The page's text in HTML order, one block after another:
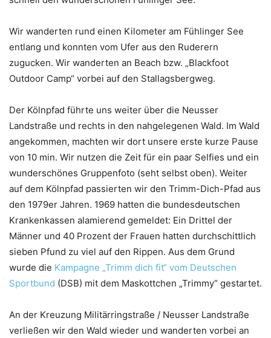
Wir wanderten rund einen Kilometer am Fühlinger See
entlang und konnten vom Ufer aus den Ruderern
zugucken. Wir wanderten an Beach bzw. „Blackfoot
Outdoor Camp“ vorbei auf den Stallagsbergweg.
Der Kölnpfad führte uns weiter über die Neusser
Landstraße und rechts in den nahgelegenen Wald. Im Wald
angekommen, machten wir dort unsere erste kurze Pause
von 10 min. Wir nutzen die Zeit für ein paar Selfies und ein
wunderschönes Gruppenfoto (seht selbst oben). Weiter
auf dem Kölnpfad passierten wir den Trimm-Dich-Pfad aus
den 1979er Jahren. 1969 hatten die bundesdeutschen
Krankenkassen alamierend gemeldet: Ein Drittel der
Männer und 40 Prozent der Frauen hatten durchschittlich
sieben Pfund zu viel auf den Rippen. Aus dem Grund
wurde die Kampagne „Trimm dich fit“ vom Deutschen
Sportbund (DSB) mit dem Maskottchen „Trimmy“ gestartet.
An der Kreuzung Militärringstraße / Neusser Landstraße
verließen wir den Wald wieder und wanderten vorbei an